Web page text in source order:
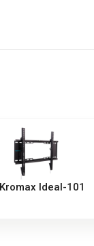
Ideal-101